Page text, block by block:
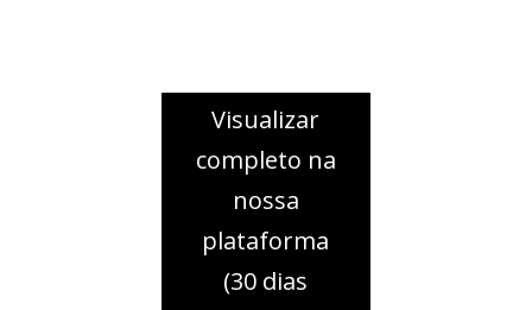
Visualizar
completo na
nossa
plataforma
(30 dias